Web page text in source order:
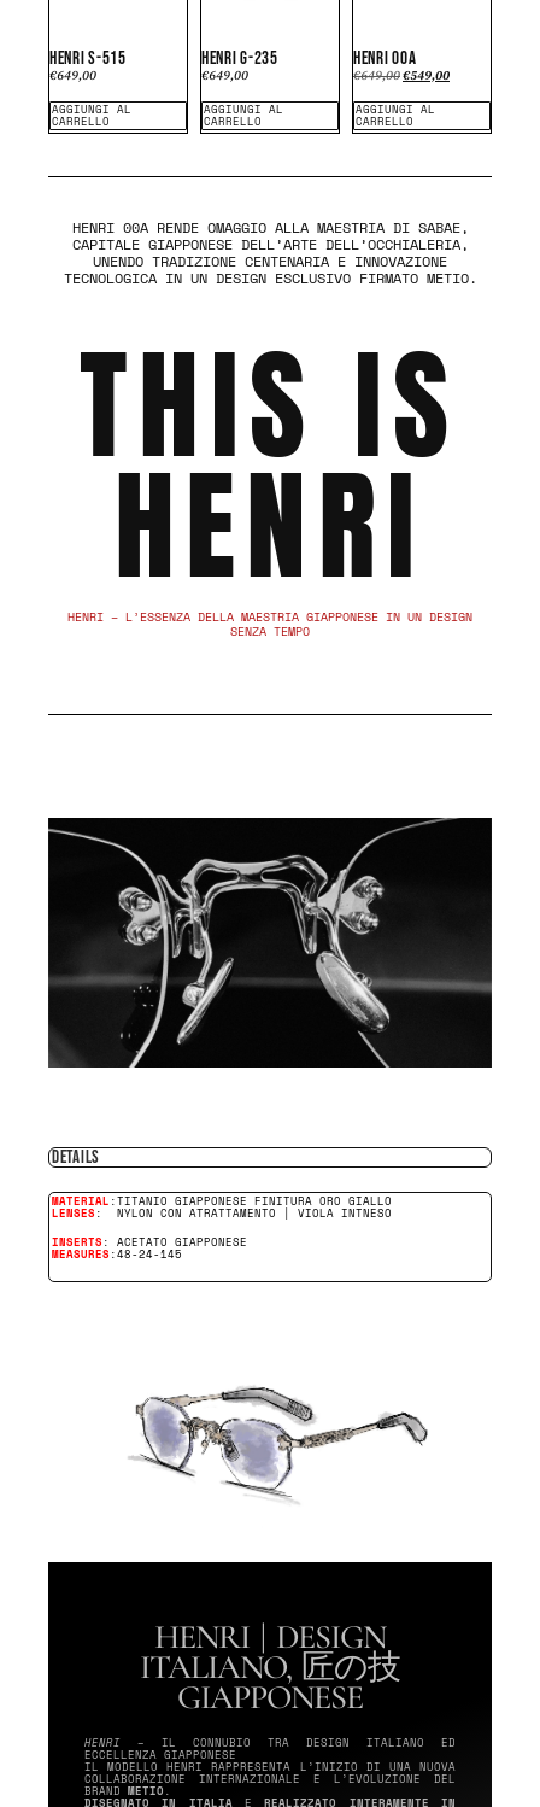
HENRI S-515
€649,00
AGGIUNGI AL
CARRELLO
HENRI G-235
€649,00
AGGIUNGI AL
CARRELLO
HENRI 00A
€649,00€549,00
AGGIUNGI AL
CARRELLO
HENRI 00A RENDE OMAGGIO ALLA MAESTRIA DI SABAE,
CAPITALE GIAPPONESE DELL’ARTE DELL’OCCHIALERIA,
UNENDO TRADIZIONE CENTENARIA E INNOVAZIONE
TECNOLOGICA IN UN DESIGN ESCLUSIVO FIRMATO METIO.
THIS IS
HENRI
HENRI – L’ESSENZA DELLA MAESTRIA GIAPPONESE IN UN DESIGN
SENZA TEMPO
DETAILS
MATERIAL :TITANIO GIAPPONESE FINITURA ORO GIALLO
LENSES : NYLON CON ATRATTAMENTO | VIOLA INTNESO
INSERTS : ACETATO GIAPPONESE
MEASURES :48-24-145
HENRI | DESIGN
ITALIANO, 匠の技
GIAPPONESE
HENRI – IL CONNUBIO TRA DESIGN ITALIANO ED
ECCELLENZA GIAPPONESE
IL MODELLO HENRI RAPPRESENTA L’INIZIO DI UNA NUOVA
COLLABORAZIONE INTERNAZIONALE E L’EVOLUZIONE DEL
BRAND METIO .
DISEGNATO IN ITALIAEREALIZZATO INTERAMENTE IN